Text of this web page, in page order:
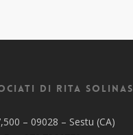
di Rita Solinas
– 09028 – Sestu (CA)